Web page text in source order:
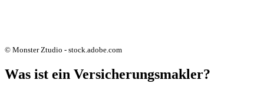
© Monster Ztudio - stock.adobe.com
Was ist ein Versicherungsmakler?